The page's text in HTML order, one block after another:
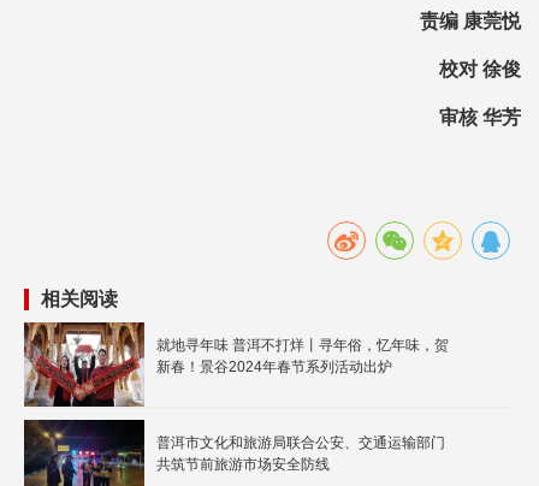
责编 康莞悦
校对 徐俊
审核 华芳
相关阅读
就地寻年味 普洱不打烊丨寻年俗，忆年味，贺
新春！景谷2024年春节系列活动出炉
普洱市文化和旅游局联合公安、交通运输部门
共筑节前旅游市场安全防线